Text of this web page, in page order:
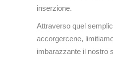
inserzione.
Attraverso quel
accorgercene,
imbarazzante il nostro